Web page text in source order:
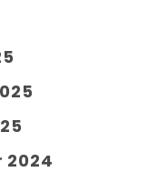
2024